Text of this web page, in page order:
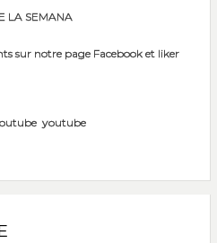
LA SEMANA
sur notre page Facebook et liker
youtube